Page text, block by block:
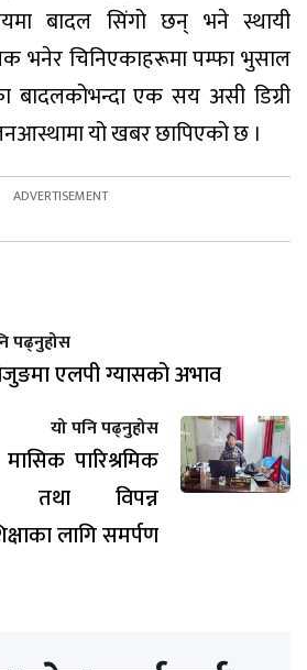
बादल सिंगो छन् भने स्थायी
भनेर चिनिएकाहरूमा पम्फा भुसाल
एक सय असी डिग्री
यो खबर छापिएको छ ।
पढ्नुहोस
एलपी ग्यासको अभाव
यो पनि पढ्नुहोस
मासिक पारिश्रमिक
तथा विपन्न
लागि समर्पण